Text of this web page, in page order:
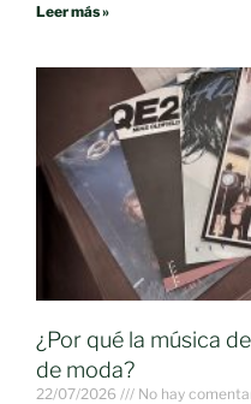
Leer más »
¿Por qué la música
de moda?
22/07/2026 No hay